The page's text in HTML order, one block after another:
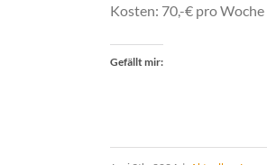
Kosten: 70,-€ pro
Gefällt mir: